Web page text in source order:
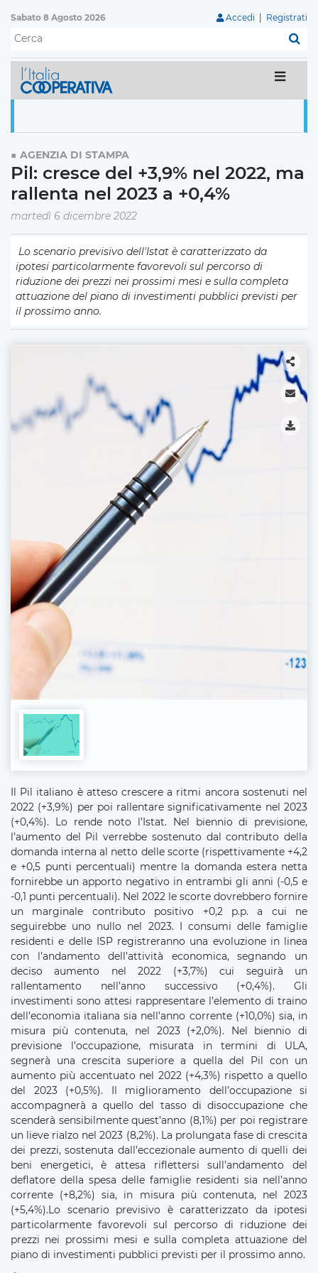
Sabato 8 Agosto 2026 Accedi Registrati
AGENZIA DI STAMPA
Pil: cresce del +3,9% nel 2022, ma
rallenta nel 2023 a +0,4%
martedì 6 dicembre 2022
Lo scenario previsivo dell'Istat è caratterizzato da
ipotesi particolarmente favorevoli sul percorso di
riduzione dei prezzi nei prossimi mesi e sulla completa
attuazione del piano di investimenti pubblici previsti per
il prossimo anno.
Il Pil italiano è atteso crescere a ritmi ancora sostenuti nel
2022 (+3,9%) per poi rallentare significativamente nel 2023
(+0,4%). Lo rende noto l’Istat. Nel biennio di previsione,
l’aumento del Pil verrebbe sostenuto dal contributo della
domanda interna al netto delle scorte (rispettivamente +4,2
e +0,5 punti percentuali) mentre la domanda estera netta
fornirebbe un apporto negativo in entrambi gli anni (-0,5 e
-0,1 punti percentuali). Nel 2022 le scorte dovrebbero fornire
un marginale contributo positivo +0,2 p.p. a cui ne
seguirebbe uno nullo nel 2023. I consumi delle famiglie
residenti e delle ISP registreranno una evoluzione in linea
con l’andamento dell’attività economica, segnando un
deciso aumento nel 2022 (+3,7%) cui seguirà un
rallentamento nell’anno successivo (+0,4%). Gli
investimenti sono attesi rappresentare l’elemento di traino
dell’economia italiana sia nell’anno corrente (+10,0%) sia, in
misura più contenuta, nel 2023 (+2,0%). Nel biennio di
previsione l’occupazione, misurata in termini di ULA,
segnerà una crescita superiore a quella del Pil con un
aumento più accentuato nel 2022 (+4,3%) rispetto a quello
del 2023 (+0,5%). Il miglioramento dell’occupazione si
accompagnerà a quello del tasso di disoccupazione che
scenderà sensibilmente quest’anno (8,1%) per poi registrare
un lieve rialzo nel 2023 (8,2%). La prolungata fase di crescita
dei prezzi, sostenuta dall’eccezionale aumento di quelli dei
beni energetici, è attesa riflettersi sull’andamento del
deflatore della spesa delle famiglie residenti sia nell’anno
corrente (+8,2%) sia, in misura più contenuta, nel 2023
(+5,4%).Lo scenario previsivo è caratterizzato da ipotesi
particolarmente favorevoli sul percorso di riduzione dei
prezzi nei prossimi mesi e sulla completa attuazione del
piano di investimenti pubblici previsti per il prossimo anno.